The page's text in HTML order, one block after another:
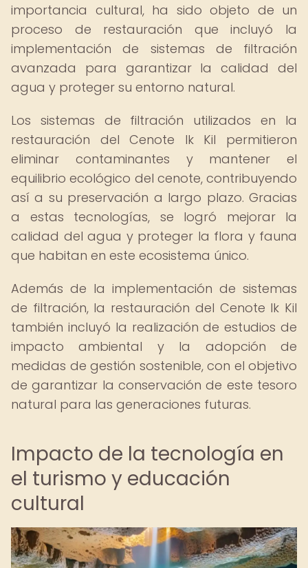
importancia cultural, ha sido objeto de un
proceso de restauración que incluyó la
implementación de sistemas de filtración
avanzada para garantizar la calidad del
agua y proteger su entorno natural.
Los sistemas de filtración utilizados en la
restauración del Cenote Ik Kil permitieron
eliminar contaminantes y mantener el
equilibrio ecológico del cenote, contribuyendo
así a su preservación a largo plazo. Gracias
a estas tecnologías, se logró mejorar la
calidad del agua y proteger la flora y fauna
que habitan en este ecosistema único.
Además de la implementación de sistemas
de filtración, la restauración del Cenote Ik Kil
también incluyó la realización de estudios de
impacto ambiental y la adopción de
medidas de gestión sostenible, con el objetivo
de garantizar la conservación de este tesoro
natural para las generaciones futuras.
Impacto de la tecnología en
el turismo y educación
cultural